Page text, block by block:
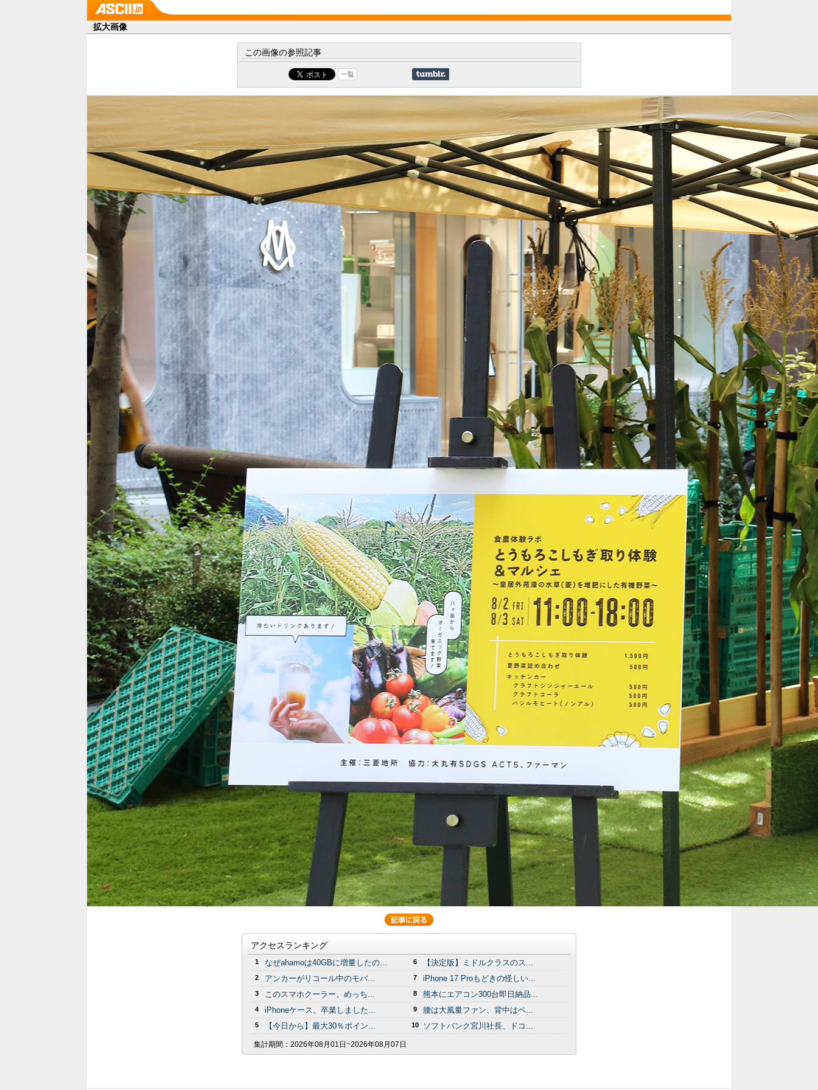
拡大画像
この画像の参照記事
一覧
アクセスランキング
1 なぜahamoは40GBに増量したの...
2 アンカーがリコール中のモバ...
3 このスマホクーラー、めっち...
4 iPhoneケース、卒業しました...
5 【今日から】最大30％ポイン...
6 【決定版】ミドルクラスのス...
7 iPhone 17 Proもどきの怪しい...
8 熊本にエアコン300台即日納品...
9 腰は大風量ファン、背中はペ...
10 ソフトバンク宮川社長、ドコ...
集計期間： 2026年08月01日~2026年08月07日